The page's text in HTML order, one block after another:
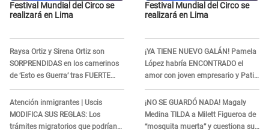
Festival Mundial del Circo se
realizará en Lima
Raysa Ortiz y Sirena Ortiz son
SORPRENDIDAS en los camerinos
de ‘Esto es Guerra’ tras FUERTE
ENFRENTAMIENTO con Gabriel
Moisés: “Gracias”
Atención inmigrantes | Uscis
MODIFICA SUS REGLAS: Los
trámites migratorios que podrían
Festival Mundial del Circo se
realizará en Lima
¡YA TIENE NUEVO GALÁN! Pamela
López habría ENCONTRADO el
amor con joven empresario y Pati
Lorena la ECHA en VIVO
¡NO SE GUARDÓ NADA! Magaly
Medina TILDA a Milett Figueroa de
“mosquita muerta” y cuestiona su